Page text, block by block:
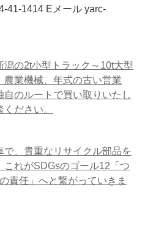
41-1414 Eメール yarc-
の2t小型トラック～10t大型
農業機械、年式の古い営業
のルートで買い取りいたし
ださい。
、貴重なリサイクル部品を
れがSDGsのゴール12「つ
責任」へと繋がっていきま